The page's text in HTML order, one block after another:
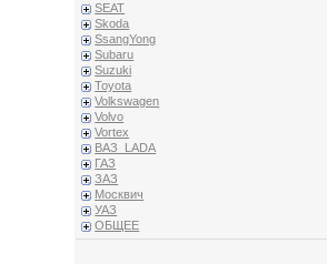
SEAT
Skoda
SsangYong
Subaru
Suzuki
Toyota
Volkswagen
Volvo
Vortex
ВАЗ_LADA
ГАЗ
ЗАЗ
Москвич
УАЗ
ОБЩЕЕ